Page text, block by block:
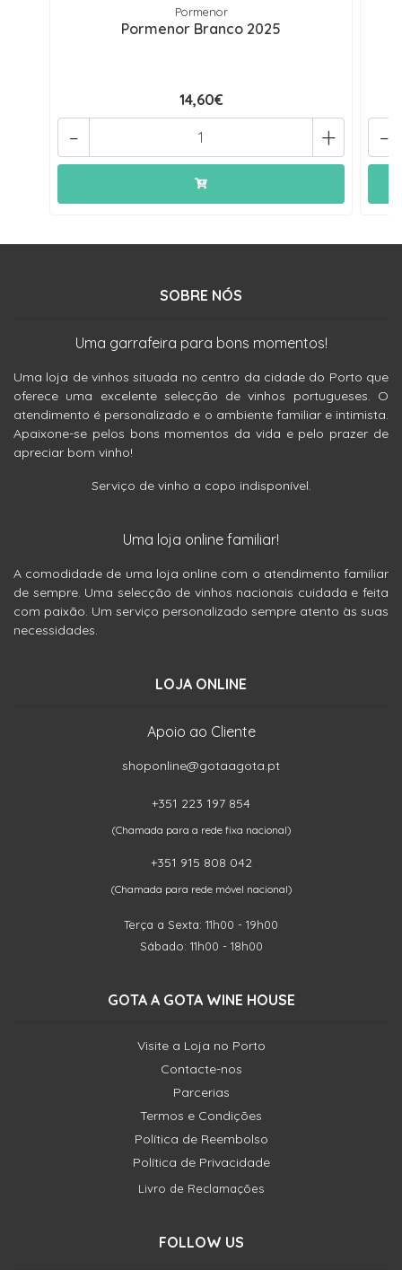
Pormenor
Pormenor Branco 2025
14,60€
+
- -
SOBRE NÓS
Uma garrafeira para bons momentos!
Uma loja de vinhos situada no centro da cidade do Porto que
oferece uma excelente selecção de vinhos portugueses. O
atendimento é personalizado e o ambiente familiar e intimista.
Apaixone-se pelos bons momentos da vida e pelo prazer de
apreciar bom vinho!
Serviço de vinho a copo indisponível.
Uma loja online familiar!
A comodidade de uma loja online com o atendimento familiar
de sempre. Uma selecção de vinhos nacionais cuidada e feita
com paixão. Um serviço personalizado sempre atento às suas
necessidades.
LOJA ONLINE
Apoio ao Cliente
shoponline@gotaagota.pt
+351 223 197 854
(Chamada para a rede fixa nacional)
+351 915 808 042
(Chamada para rede móvel nacional)
Terça a Sexta: 11h00 - 19h00
Sábado: 11h00 - 18h00
GOTA A GOTA WINE HOUSE
Visite a Loja no Porto
Contacte-nos
Parcerias
Termos e Condições
Política de Reembolso
Política de Privacidade
Livro de Reclamações
FOLLOW US